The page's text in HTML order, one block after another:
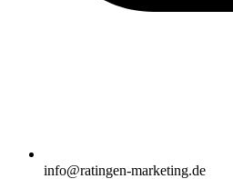
info@ratingen-marketing.de